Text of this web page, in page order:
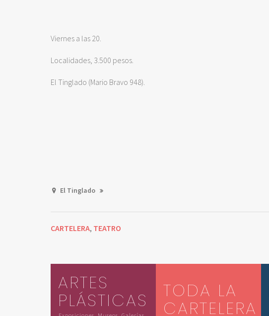
Viernes a las 20.
Localidades, 3.500 pesos.
El Tinglado (Mario Bravo 948).
El Tinglado
CARTELERA, TEATRO
ARTES
PLÁSTICAS TODA LA
CARTELERA